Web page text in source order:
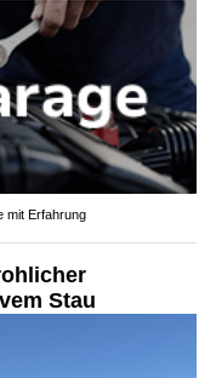
mit Erfahrung
Stau